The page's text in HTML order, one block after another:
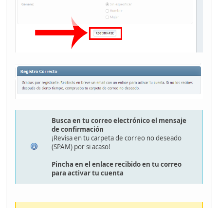
Busca en tu correo electrónico el mensaje
de confirmación
¡Revisa en tu carpeta de correo no deseado
(SPAM) por si acaso!
Pincha en el enlace recibido en tu correo
para activar tu cuenta